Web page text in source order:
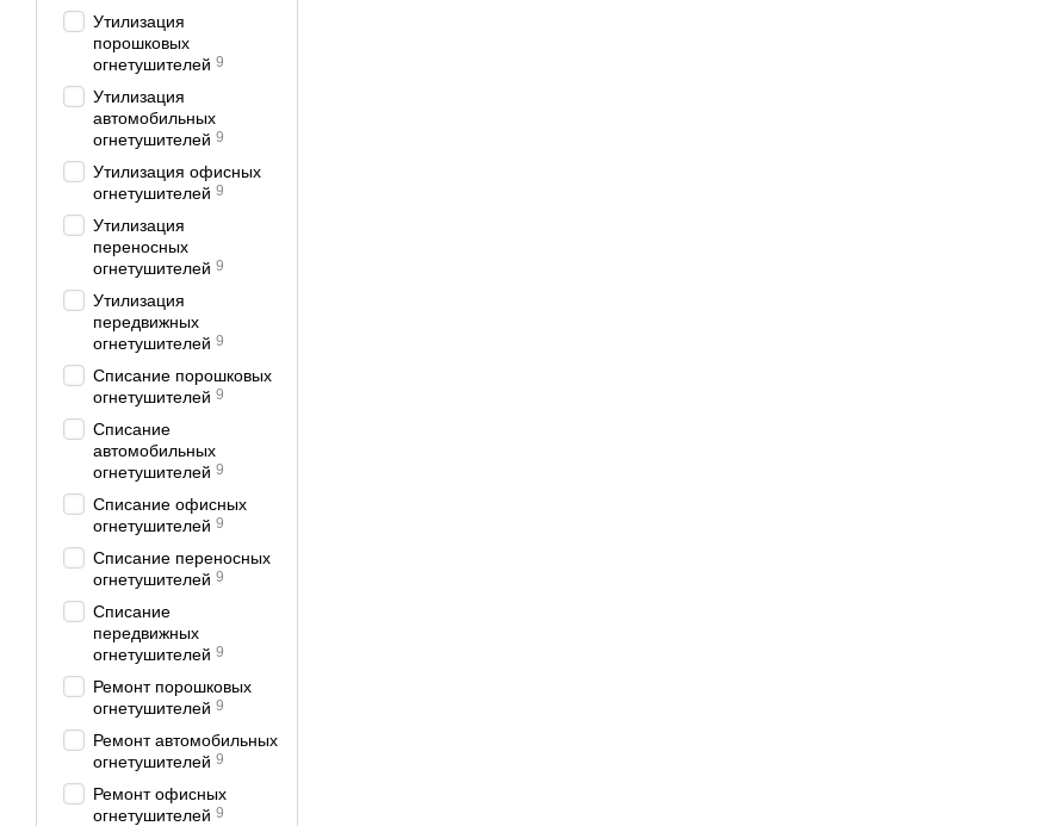
Утилизация
порошковых
огнетушителей 9
Утилизация
автомобильных
огнетушителей 9
Утилизация офисных
огнетушителей 9
Утилизация
переносных
огнетушителей 9
Утилизация
передвижных
огнетушителей 9
Списание порошковых
огнетушителей 9
Списание
автомобильных
огнетушителей 9
Списание офисных
огнетушителей 9
Списание переносных
огнетушителей 9
Списание
передвижных
огнетушителей 9
Ремонт порошковых
огнетушителей 9
Ремонт автомобильных
огнетушителей 9
Ремонт офисных
огнетушителей 9